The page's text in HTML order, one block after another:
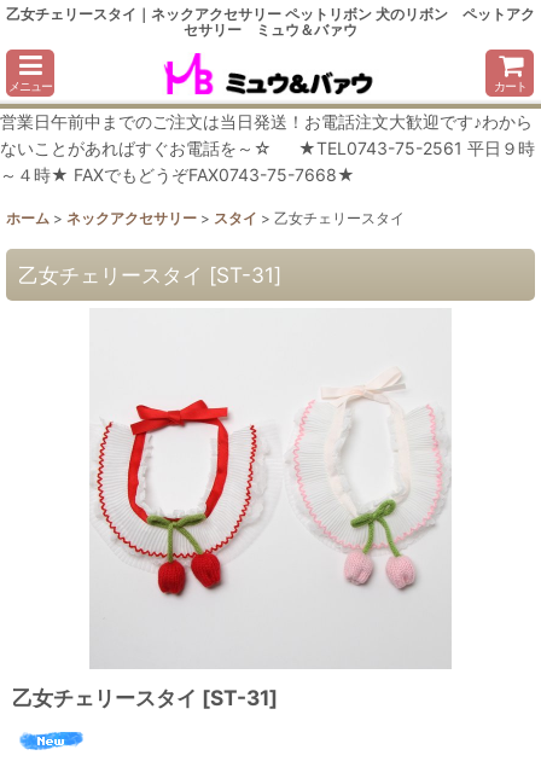
乙女チェリースタイ｜ネックアクセサリー ペットリボン 犬のリボン ペットアク
セサリー ミュウ＆バァウ
メニュー カート
営業日午前中までのご注文は当日発送！お電話注文大歓迎です♪わから
ないことがあればすぐお電話を～☆ ★TEL0743-75-2561 平日９時
～４時★ FAXでもどうぞFAX0743-75-7668★
ホーム > ネックアクセサリー > スタイ > 乙女チェリースタイ
乙女チェリースタイ [ST-31]
乙女チェリースタイ [ST-31]